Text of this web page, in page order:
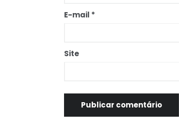
E-mail *
Site